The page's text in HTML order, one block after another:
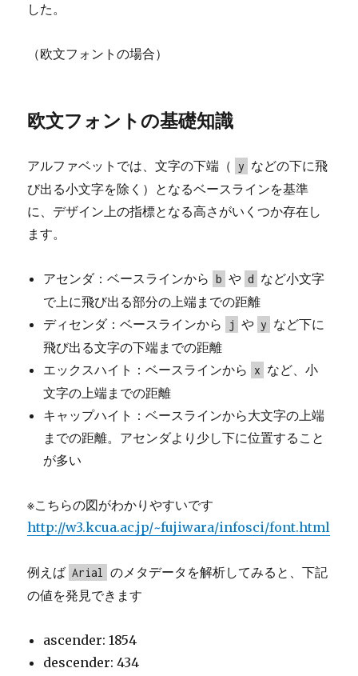
した。
（欧文フォントの場合）
欧文フォントの基礎知識
アルファベットでは、文字の下端（ y などの下に飛
び出る小文字を除く）となるベースラインを基準
に、デザイン上の指標となる高さがいくつか存在し
ます。
アセンダ：ベースラインから b や d など小文字
で上に飛び出る部分の上端までの距離
ディセンダ：ベースラインから
j や y など下に
飛び出る文字の下端までの距離
エックスハイト：ベースラインから
x など、小
文字の上端までの距離
キャップハイト：ベースラインから大文字の上端
までの距離。アセンダより少し下に位置すること
が多い
※こちらの図がわかりやすいです
http://w3.kcua.ac.jp/~fujiwara/infosci/font.html
例えば Arial
のメタデータを解析してみると、下記
の値を発見できます
ascender: 1854
descender: 434